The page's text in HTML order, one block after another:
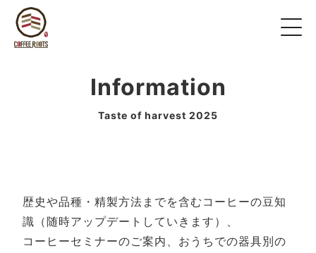
Information
Taste of harvest 2025
歴史や品種・精製方法までを含むコーヒーの豆知
識（随時アップデートしていきます）、
コーヒーセミナーのご案内、おうちでの器具別の